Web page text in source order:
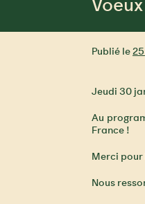
Publié le
Jeudi 30
Au
France !
Merci
Nous